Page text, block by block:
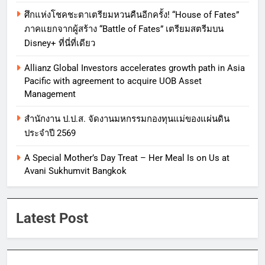
ศึกแห่งโชคชะตาเตรียมหวนคืนอีกครั้ง! “House of Fates”
ภาคแยกจากผู้สร้าง “Battle of Fates” เตรียมสตรีมบน
Disney+ ที่นี่ที่เดียว
Allianz Global Investors accelerates growth path in Asia
Pacific with agreement to acquire UOB Asset
Management
สำนักงาน ป.ป.ส. จัดงานมหกรรมกองทุนแม่ของแผ่นดิน
ประจำปี 2569
A Special Mother’s Day Treat – Her Meal Is on Us at
Avani Sukhumvit Bangkok
Latest Post